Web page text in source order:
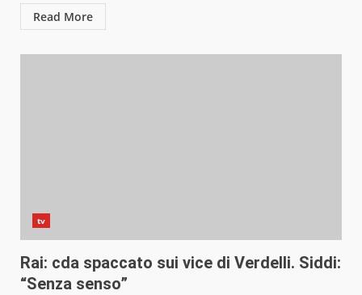
Read More
tv
Rai: cda spaccato sui vice di Verdelli. Siddi:
“Senza senso”